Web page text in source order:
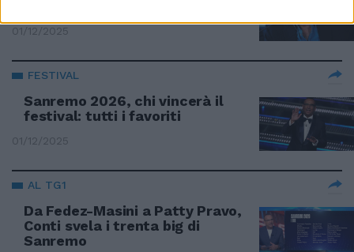
01/12/2025
FESTIVAL
Sanremo 2026, chi vincerà il
festival: tutti i favoriti
01/12/2025
AL TG1
Da Fedez-Masini a Patty Pravo,
Conti svela i trenta big di
Sanremo